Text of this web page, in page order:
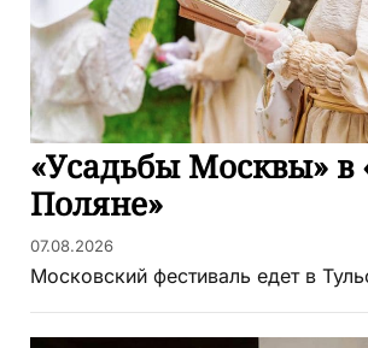
«Усадьбы Москвы» в
Поляне»
07.08.2026
Московский фестиваль едет в